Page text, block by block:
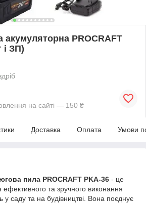
PROCRAFT
і ЗП)
на сайті — 150 ₴
Доставка Оплата Умови
пила PROCRAFT PKA-36 - це
ефективного та зручного виконання
у саду та на будівництві. Вона поєднує